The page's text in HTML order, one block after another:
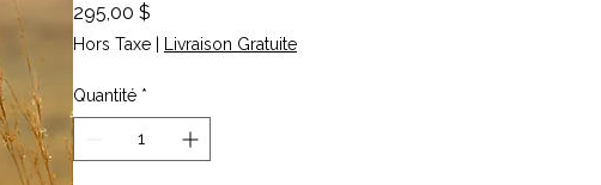
295,00 $
Hors Taxe Livraison Gratuite
Quantité *